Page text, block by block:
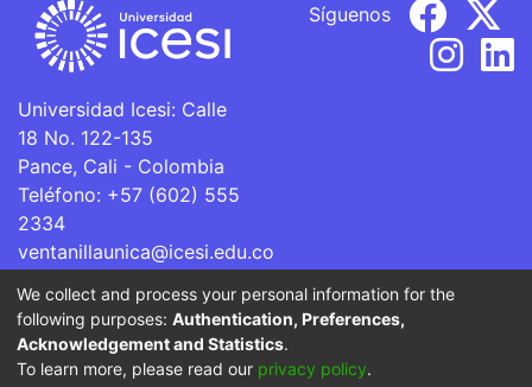
Universidad Icesi: Calle
18 No. 122-135
Pance, Cali - Colombia
Teléfono: +57 (602) 555
2334
ventanillaunica@icesi.edu.co
Síguenos
La Universidad Icesi es una Institución de Educación
Superior que se encuentra sujeta a inspección y vigilancia
por parte del Ministerio de Educación Nacional.
We collect and process your personal information for the
following purposes: Authentication, Preferences,
Acknowledgement and Statistics.
To learn more, please read our privacy policy.